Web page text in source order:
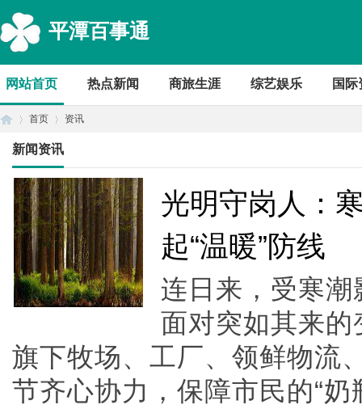
平潭百事通
网站首页 热点新闻 商旅生涯 综艺娱乐 国际
首页
›
资讯
新闻资讯
光明守岗人：
起“温暖”防线
连日来，受寒
面对突如其来
旗下牧场、工厂、领鲜物流
节齐心协力，保障市民的“